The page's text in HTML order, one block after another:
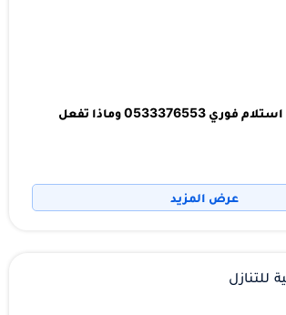
شغالات للتنازل استلام فوري 0533376553 وماذا تفعل
عرض المزيد